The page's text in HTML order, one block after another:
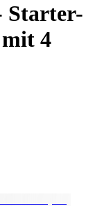
Starter-
4